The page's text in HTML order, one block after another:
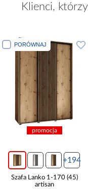
Klienci,
PORÓWNAJ
promocja
+194
Szafa Lanko 1-170 (45)
artisan